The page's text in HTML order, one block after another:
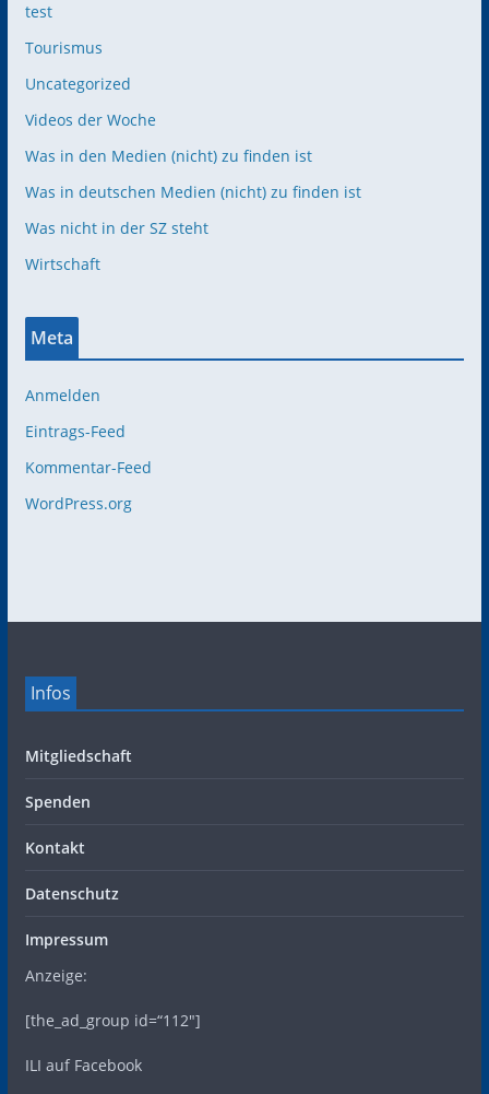
test
Tourismus
Uncategorized
Videos der Woche
Was in den Medien (nicht) zu finden ist
Was in deutschen Medien (nicht) zu finden ist
Was nicht in der SZ steht
Wirtschaft
Meta
Anmelden
Eintrags-Feed
Kommentar-Feed
WordPress.org
Infos
Mitgliedschaft
Spenden
Kontakt
Datenschutz
Impressum
Anzeige:
[the_ad_group id=“112″]
ILI auf Facebook